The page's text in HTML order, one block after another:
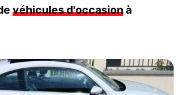
véhicules d'occasionà